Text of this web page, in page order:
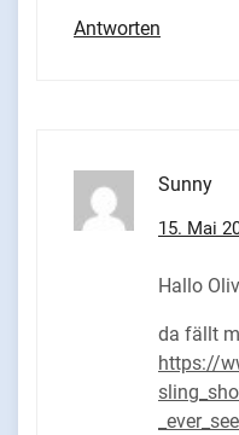
Antworten
Sunny
15. Mai
Hallo
da fällt
https://